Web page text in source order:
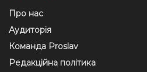
Про нас
Аудиторія
Команда Proslav
Редакційна політика